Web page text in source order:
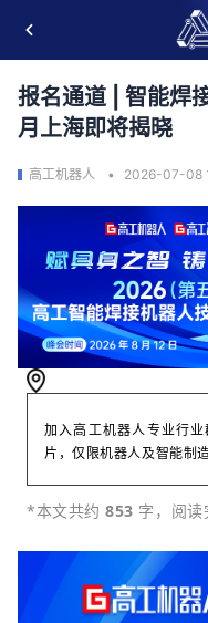
报名通道 | 智能焊
月上海即将揭晓
高工机器人 2026-07-08
加入高工机器人专业行业
片，仅限机器人及智能制
*本文共约 853 字，阅读